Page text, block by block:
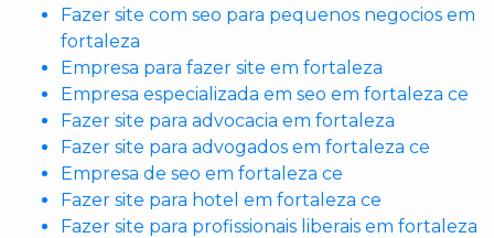
Fazer site com seo para pequenos negocios em
fortaleza
Empresa para fazer site em fortaleza
Empresa especializada em seo em fortaleza ce
Fazer site para advocacia em fortaleza
Fazer site para advogados em fortaleza ce
Empresa de seo em fortaleza ce
Fazer site para hotel em fortaleza ce
Fazer site para profissionais liberais em fortaleza